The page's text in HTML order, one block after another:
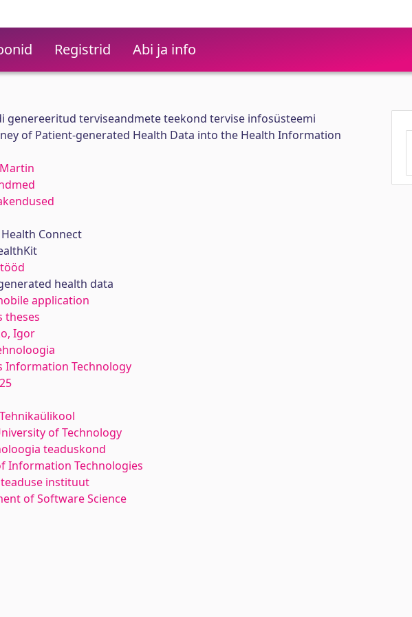
Registrid Abi ja info
genereeritud terviseandmete teekond tervise infosüsteemi
of Patient-generated Health Data into the Health Information
Connect
health data
application
theses
Igor
Information Technology
of Technology
teaduskond
Information Technologies
instituut
of Software Science